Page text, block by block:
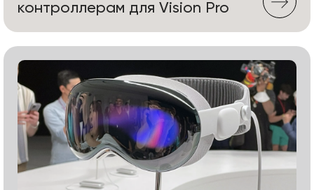
контроллерам для Vision Pro